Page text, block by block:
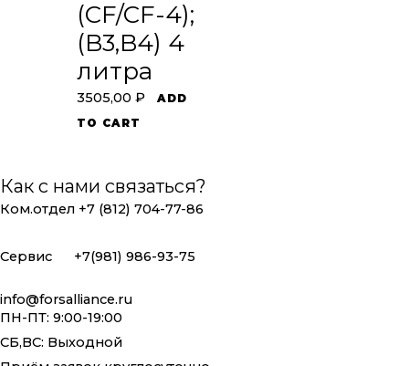
(CF/CF-4);
(B3,B4) 4
литра
3505,00 ₽
ADD
TO CART
Как с нами связаться?
Ком.отдел +7 (812) 704-77-86
Сервис +7(981) 986-93-75
info@forsalliance.ru
ПН-ПТ: 9:00-19:00
СБ,ВС: Выходной